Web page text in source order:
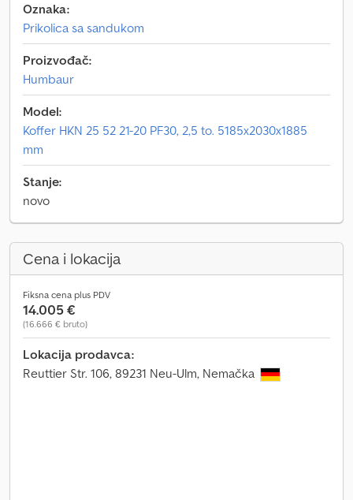
Oznaka:
Prikolica sa sandukom
Proizvođač:
Humbaur
Model:
Koffer HKN 25 52 21-20 PF30, 2,5 to. 5185x2030x1885
mm
Stanje:
novo
Cena i lokacija
Fiksna cena plus PDV
14.005 €
(16.666 € bruto)
Lokacija prodavca:
Reuttier Str. 106, 89231 Neu-Ulm, Nemačka